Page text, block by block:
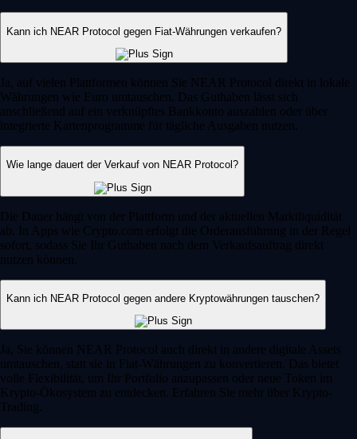
Kann ich NEAR Protocol gegen Fiat-Währungen verkaufen?
Ja, auf vielen Plattformen können Sie NEAR Protocol direkt in lokale
Währungen wie Euro umtauschen. Das Guthaben lässt sich
anschließend auf ein verknüpftes Bankkonto auszahlen oder über
integrierte Kartenprogramme für tägliche Ausgaben nutzen.
Wie lange dauert der Verkauf von NEAR Protocol?
Die Dauer hängt von der Plattform und der aktuellen Marktliquidität
ab. In Apps wie Crypto.com erfolgt die Orderausführung in der Regel
sofort, sodass Sie Ihr Guthaben nach dem Verkaufsauftrag direkt
nutzen können.
Kann ich NEAR Protocol gegen andere Kryptowährungen tauschen?
Ja, Sie können NEAR Protocol auch direkt in andere digitale Assets
umtauschen, statt sie in Fiat-Währungen zu konvertieren. Das bietet
volle Flexibilität, um Ihr Portfolio anzupassen oder neue Token im
Krypto-Ökosystem zu entdecken. Erfahren Sie mehr über Krypto-
Trading.